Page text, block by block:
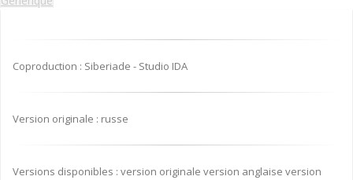
Coproduction : Siberiade - Studio IDA
Version originale : russe
Versions disponibles : version originale version anglaise version